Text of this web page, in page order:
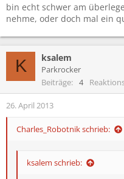
bin echt schwer am
nehme, oder doch mal ein
K ksalem
Parkrocker
Beiträge
4
26. April 2013
Charles_Robotnik schrieb:
ksalem schrieb: